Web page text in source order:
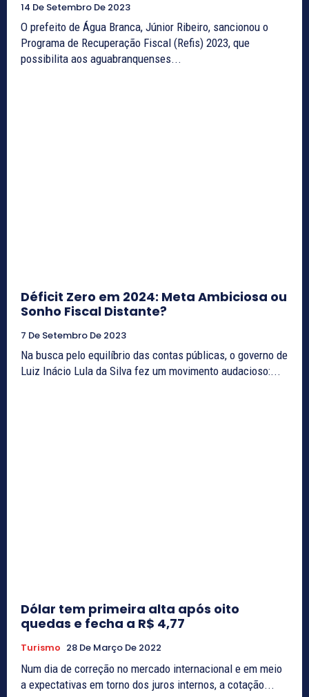
14 De Setembro De 2023
O prefeito de Água Branca, Júnior Ribeiro, sancionou o
Programa de Recuperação Fiscal (Refis) 2023, que
possibilita aos aguabranquenses...
Déficit Zero em 2024: Meta Ambiciosa ou
Sonho Fiscal Distante?
7 De Setembro De 2023
Na busca pelo equilíbrio das contas públicas, o governo de
Luiz Inácio Lula da Silva fez um movimento audacioso:...
Dólar tem primeira alta após oito
quedas e fecha a R$ 4,77
Turismo 28 De Março De 2022
Num dia de correção no mercado internacional e em meio
a expectativas em torno dos juros internos, a cotação...